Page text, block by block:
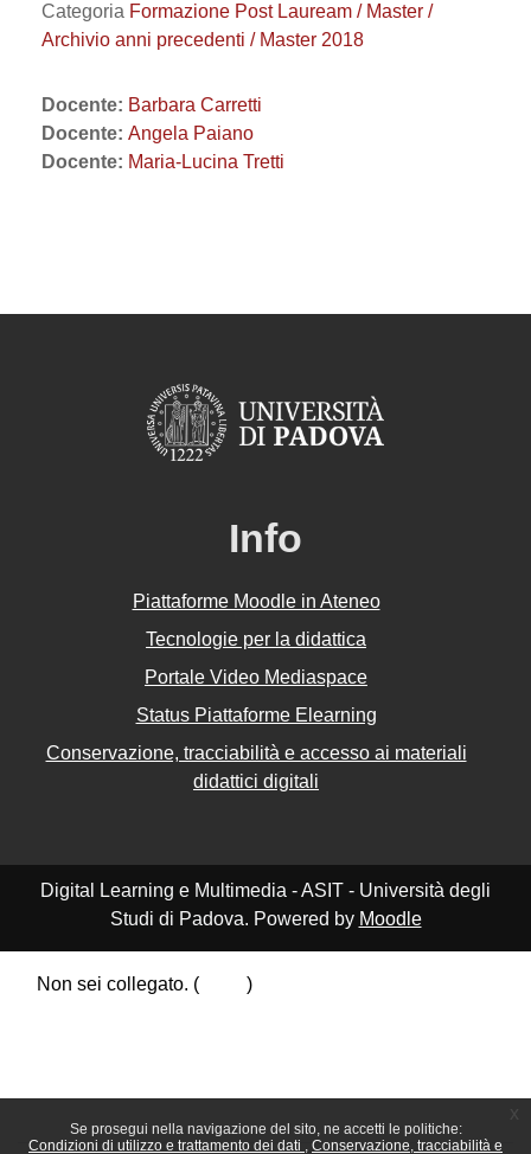
Se prosegui nella navigazione del sito, ne accetti le politiche:
Condizioni di utilizzo e trattamento dei dati
Conservazione, tracciabilità e
Categoria Formazione Post Lauream / Master /
Archivio anni precedenti / Master 2018
Docente: Barbara Carretti
Docente: Angela Paiano
Docente: Maria-Lucina Tretti
Info
Piattaforme Moodle in Ateneo
Tecnologie per la didattica
Portale Video Mediaspace
Status Piattaforme Elearning
Conservazione, tracciabilità e accesso ai materiali
didattici digitali
Digital Learning e Multimedia - ASIT - Università degli
Studi di Padova. Powered by Moodle
Non sei collegato. (
)